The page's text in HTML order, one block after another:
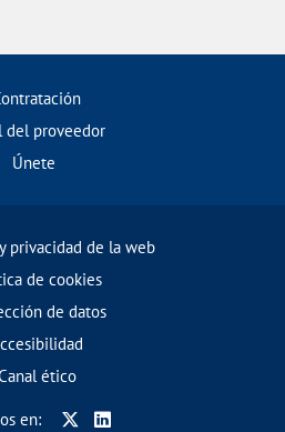
del proveedor
Únete
privacidad de la web
de cookies
de datos
ético
en: